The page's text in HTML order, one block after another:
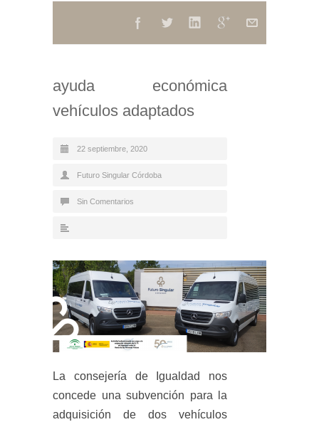
ayuda económica
vehículos adaptados
22 septiembre, 2020
Futuro Singular Córdoba
Sin Comentarios
La consejería de Igualdad nos
concede una subvención para la
adquisición de dos vehículos